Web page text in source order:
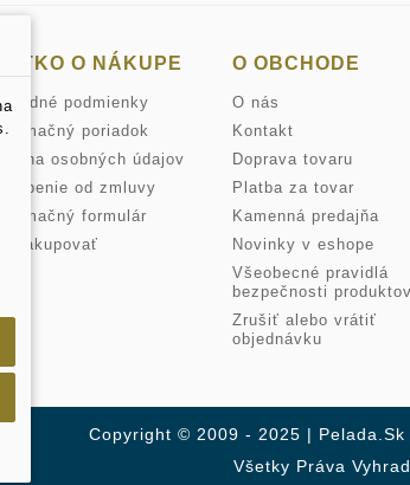
O NÁKUPE
podmienky
poriadok
osobných údajov
od zmluvy
formulár
nakupovať
O OBCHODE
O nás
Kontakt
Doprava tovaru
Platba za tovar
Kamenná predajňa
Novinky v eshope
Všeobecné pravidlá
bezpečnosti produktov
Zrušiť alebo vrátiť
objednávku
Copyright © 2009 - 2025 |
Všetky Práva